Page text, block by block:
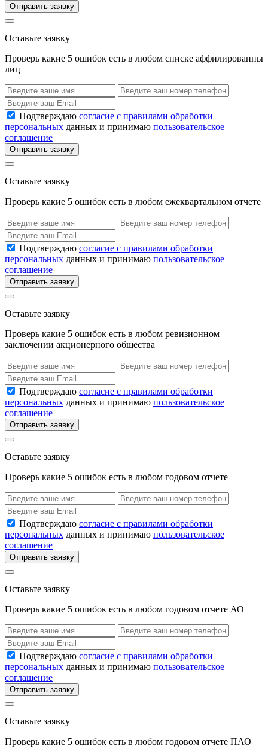
Отправить заявку
Оставьте заявку
Проверь какие 5 ошибок есть в любом списке аффилированны
лиц
Подтверждаю согласие с правилами обработки
персональных данных и принимаю пользовательское
соглашение
Отправить заявку
Оставьте заявку
Проверь какие 5 ошибок есть в любом ежеквартальном отчете
Подтверждаю согласие с правилами обработки
персональных данных и принимаю пользовательское
соглашение
Отправить заявку
Оставьте заявку
Проверь какие 5 ошибок есть в любом ревизионном
заключении акционерного общества
Подтверждаю согласие с правилами обработки
персональных данных и принимаю пользовательское
соглашение
Отправить заявку
Оставьте заявку
Проверь какие 5 ошибок есть в любом годовом отчете
Подтверждаю согласие с правилами обработки
персональных данных и принимаю пользовательское
соглашение
Отправить заявку
Оставьте заявку
Проверь какие 5 ошибок есть в любом годовом отчете АО
Подтверждаю согласие с правилами обработки
персональных данных и принимаю пользовательское
соглашение
Отправить заявку
Оставьте заявку
Проверь какие 5 ошибок есть в любом годовом отчете ПАО